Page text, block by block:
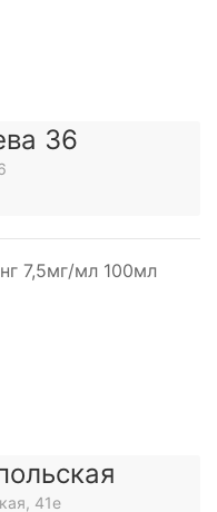
36
7,5мг/мл 100мл
41е